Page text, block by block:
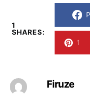
1
SHARES:
1
Firuze